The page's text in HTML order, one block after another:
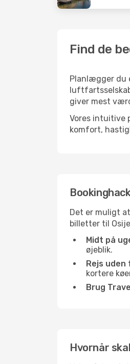
Find de
Planlægger du
giver mest
Vores intuitive
komfort,
Det er muligt
billetter til
Midt på
øjeblik.
Rejs
kortere
Brug
Hvornår